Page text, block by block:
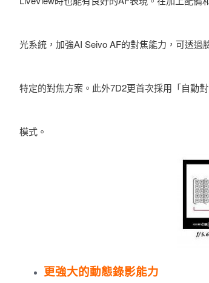
光系統，加強AI Seivo AF的對焦能力，可透
特定的對焦方案。此外7D2更首次採用「自動
模式。
更強大的動態錄影能力